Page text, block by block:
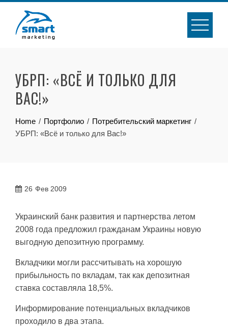
content
УБРП: «ВСЁ И ТОЛЬКО ДЛЯ
ВАС!»
Home Портфолио
Потребительский маркетинг
УБРП: «Всё и только для Вас!»
26 Фев 2009
Украинский банк развития и партнерства летом
2008 года предложил гражданам Украины новую
выгодную депозитную программу.
Вкладчики могли рассчитывать на хорошую
прибыльность по вкладам, так как депозитная
ставка составляла 18,5%.
Информирование потенциальных вкладчиков
проходило в два этапа.